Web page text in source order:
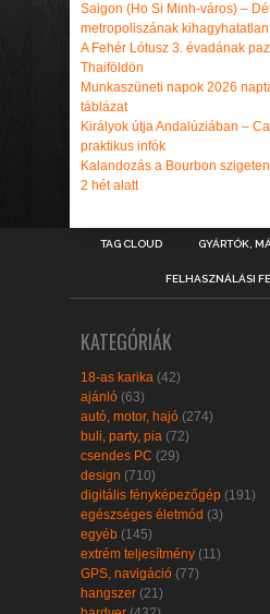
Saigon (Ho Si Minh-város) –
metropoliszának
A Fehér Lótusz 3. évadának
Thaiföldön
Munkaszüneti napok 2026
táblázat
Királyok útja Andalúziában –
praktikus infók
Kalandozás a Bourbon
2 hét alatt
TAG CLOUD GYÁRTÓK,
FELHASZNÁLÁSI
KATEGÓRIÁK
18-as karika (42)
ajánló (63)
autó, motor, hajó (274)
buli, party, pia (72)
csendes PC (29)
design (710)
digitális fényképezőgép (191)
egészséges életmód (3)
egyéb (145)
extrém teljesítmény (11)
GPS, navigáció (77)
hangszer (21)